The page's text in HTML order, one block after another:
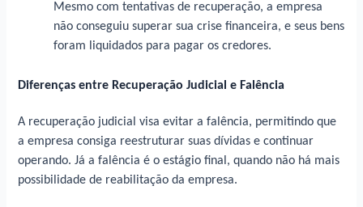
Mesmo com tentativas de recuperação, a empresa
não conseguiu superar sua crise financeira, e seus bens
foram liquidados para pagar os credores.
Diferenças entre Recuperação Judicial e Falência
A recuperação judicial visa evitar a falência, permitindo que
a empresa consiga reestruturar suas dívidas e continuar
operando. Já a falência é o estágio final, quando não há mais
possibilidade de reabilitação da empresa.